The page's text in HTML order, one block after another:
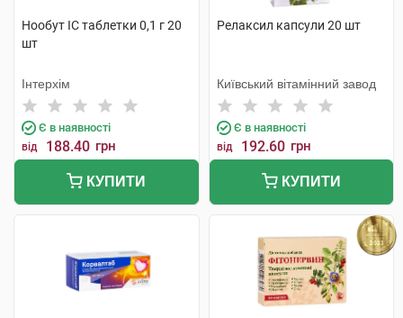
Нообут ІС таблетки 0,1 г 20
шт
Інтерхім
Є в наявності
від 188.40 грн
КУПИТИ
Релаксил капсули 20 шт
Київський вітамінний завод
Є в наявності
від 192.60 грн
КУПИТИ